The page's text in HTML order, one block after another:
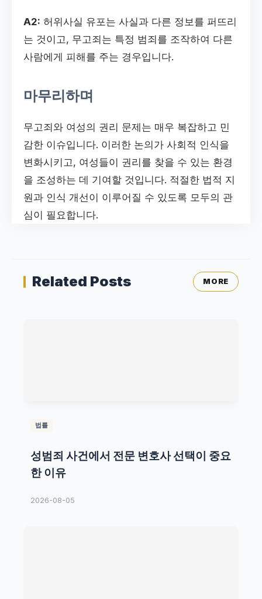
A2: 허위사실 유포는 사실과 다른 정보를 퍼뜨리
는 것이고, 무고죄는 특정 범죄를 조작하여 다른
사람에게 피해를 주는 경우입니다.
마무리하며
무고죄와 여성의 권리 문제는 매우 복잡하고 민
감한 이슈입니다. 이러한 논의가 사회적 인식을
변화시키고, 여성들이 권리를 찾을 수 있는 환경
을 조성하는 데 기여할 것입니다. 적절한 법적 지
원과 인식 개선이 이루어질 수 있도록 모두의 관
심이 필요합니다.
Related Posts MORE
법률
성범죄 사건에서 전문 변호사 선택이 중요
한 이유
2026-08-05